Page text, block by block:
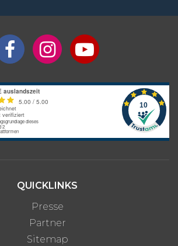
QUICKLINKS
Presse
Partner
Sitemap